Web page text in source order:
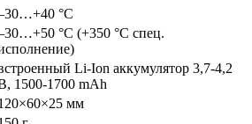
°С
°С (+350 °С спец.
Li-Ion аккумулятор 3,7-4,2
1500-1700 mAh
мм